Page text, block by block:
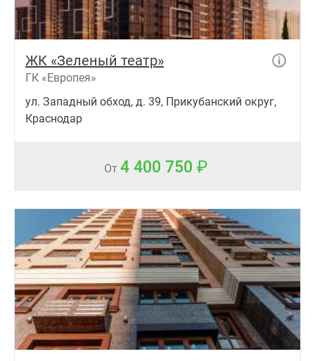
ЖК «Зеленый театр»
ГК «Европея»
ул. Западный обход, д. 39, Прикубанский округ,
Краснодар
От 4 400 750